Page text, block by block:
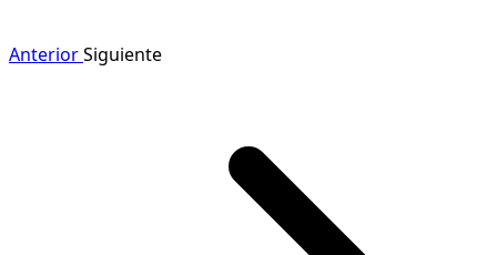
AnteriorSiguiente